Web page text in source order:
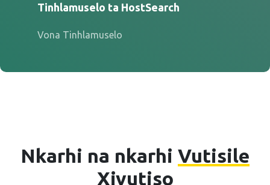
Tinhlamuselo ta HostSearch
Vona Tinhlamuselo
Nkarhi na nkarhi Vutisile
Xivutiso